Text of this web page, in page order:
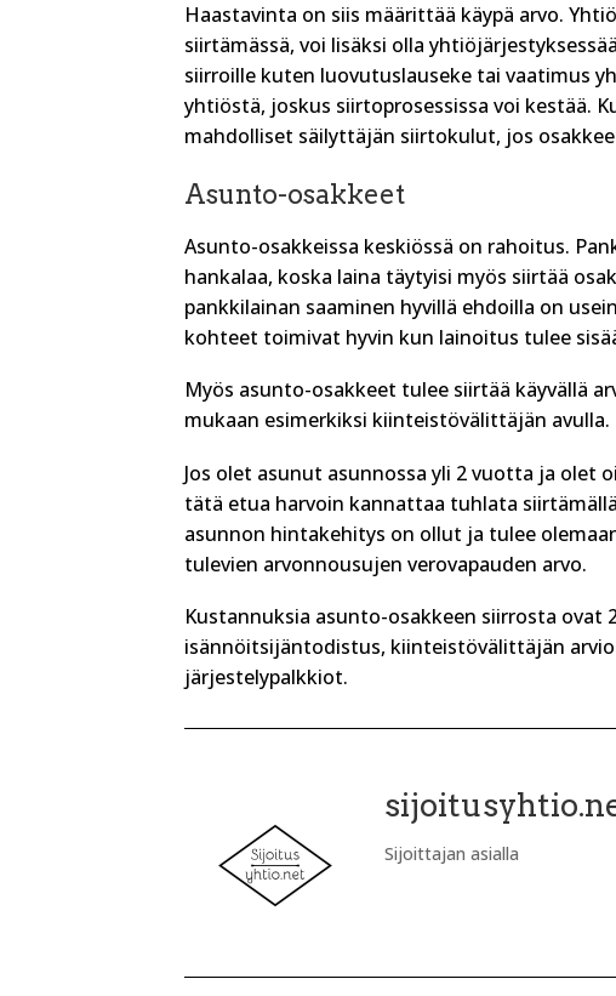
Haastavinta on siis määrittää käypä arvo.
siirtämässä, voi lisäksi olla
siirroille kuten luovutuslauseke tai vaatimus
yhtiöstä, joskus siirtoprosessissa voi kestää.
mahdolliset säilyttäjän siirtokulut, jos
Asunto-osakkeet
Asunto-osakkeissa keskiössä on rahoitus.
hankalaa, koska laina täytyisi myös siirtää
pankkilainan saaminen hyvillä ehdoilla on
kohteet toimivat hyvin kun lainoitus tulee
Myös asunto-osakkeet tulee siirtää käyvällä
mukaan esimerkiksi kiinteistövälittäjän avulla.
Jos olet asunut asunnossa yli 2 vuotta ja
tätä etua harvoin kannattaa tuhlata
asunnon hintakehitys on ollut ja tulee
tulevien arvonnousujen verovapauden arvo.
Kustannuksia asunto-osakkeen siirrosta ovat
isännöitsijäntodistus, kiinteistövälittäjän
järjestelypalkkiot.
Sijoittajan asialla